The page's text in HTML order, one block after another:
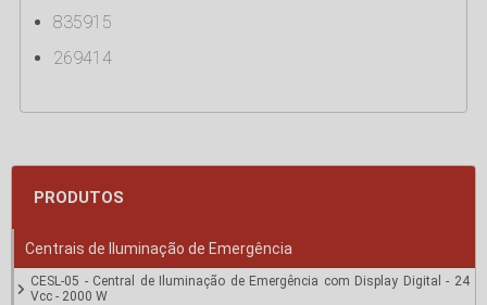
835915
269414
PRODUTOS
Centrais de Iluminação de Emergência
CESL-05 - Central de Iluminação de Emergência com Display Digital - 24
Vcc - 2000 W